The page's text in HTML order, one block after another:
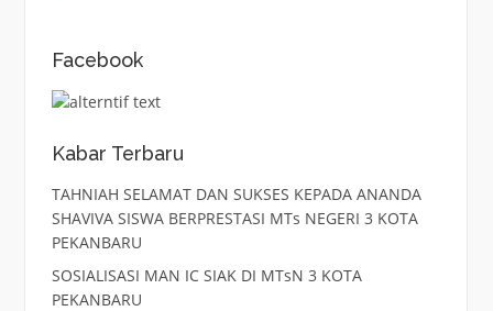
Facebook
Kabar Terbaru
TAHNIAH SELAMAT DAN SUKSES KEPADA ANANDA
SHAVIVA SISWA BERPRESTASI MTs NEGERI 3 KOTA
PEKANBARU
SOSIALISASI MAN IC SIAK DI MTsN 3 KOTA
PEKANBARU